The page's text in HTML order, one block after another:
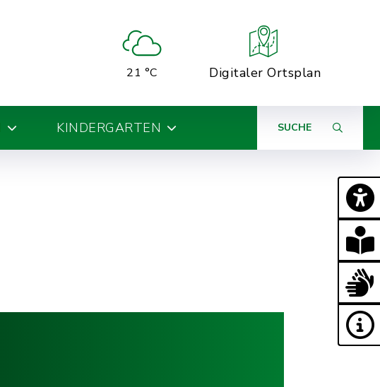
21 °C Digitaler Ortsplan
KINDERGARTEN SUCHE